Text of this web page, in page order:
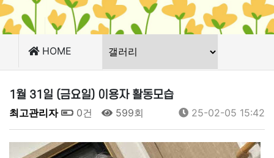
HOME
1월 31일 (금요일) 이용자 활동모습
최고관리자 0건 599회 25-02-05 15:42